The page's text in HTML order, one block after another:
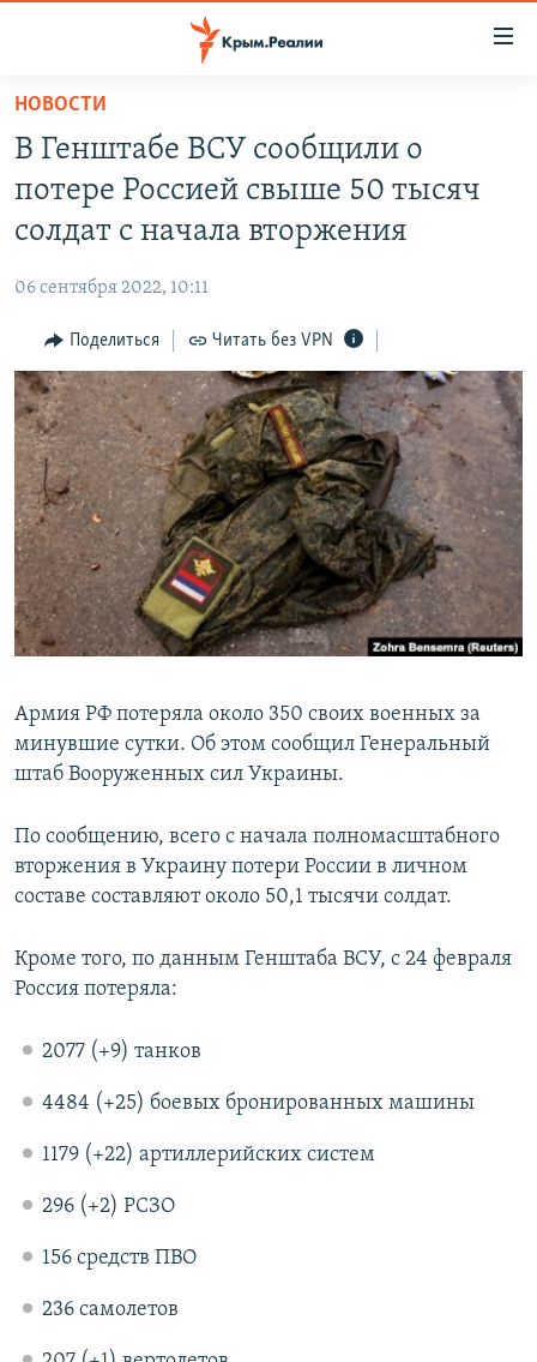
Вернуться
основному
содержанию
Вернутся
главной
навигации
Вернутся
поиску
11 ЛЕТ ОККУПАЦИИ КРЫМА. 11 ИСТОРИЙ СОПРОТИВЛЕНИЯ
ЕЩЕ
ИНТЕРАКТИВ
ИНФОГРАФИКА
ТЕЛЕПРОЕКТ КРЫМ.РЕАЛИИ
СОВЕТЫ ПРАВОЗАЩИТНИКОВ
ПРОПАВШИЕ БЕЗ ВЕСТИ
ПОБЕДИТЕЛЕЙ НЕ СУДЯТ?
КРЫМ.НЕПОКОРЕННЫЙ
ELIFBE
РАДІО СВОБОДА
КАК ОБОЙТИ БЛОКИРОВКУ
Українською
Qırımtatar
ПРИСОЕДИНЯЙТЕСЬ!
Все сайты RFE/RL
НОВОСТИ
В Генштабе ВСУ сообщили о
потере Россией свыше 50 тысяч
солдат с начала вторжения
06 сентября 2022, 10:11
Поделиться Читать без VPN
Армия РФ потеряла около 350 своих военных за
минувшие сутки. Об этом сообщил Генеральный
штаб Вооруженных сил Украины.
По сообщению, всего с начала полномасштабного
вторжения в Украину потери России в личном
составе составляют около 50,1 тысячи солдат.
Кроме того, по данным Генштаба ВСУ, с 24 февраля
Россия потеряла:
2077 (+9) танков
4484 (+25) боевых бронированных машины
1179 (+22) артиллерийских систем
296 (+2) РСЗО
156 средств ПВО
236 самолетов